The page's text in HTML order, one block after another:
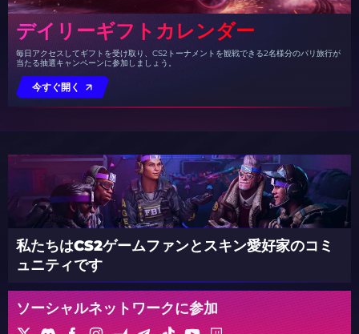
デイリーギフトカレンダー
毎日アクセスしてギフトを受け取り、CS2トーナメントを観戦できる2名様分のパリ旅行が
当たる抽選キャンペーンに参加しましょう。
今すぐ開く
私たちはCS2ゲームファンとスキン愛好家のコミ
ュニティです
ソーシャルネットワークに参加